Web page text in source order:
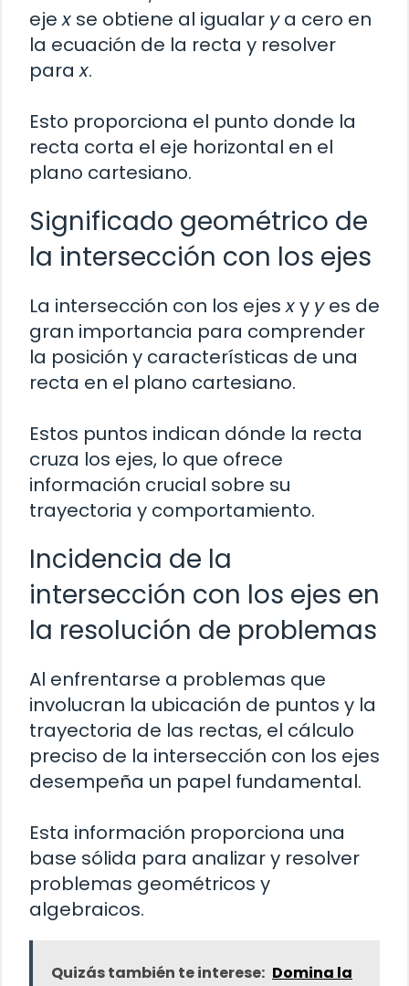
ejex se obtiene al igualar ya cero en
la ecuación de la recta y resolver
parax.
Esto proporciona el punto donde la
recta corta el eje horizontal en el
plano cartesiano.
Significado geométrico de
la intersección con los ejes
La intersección con los ejesxy yes de
gran importancia para comprender
la posición y características de una
recta en el plano cartesiano.
Estos puntos indican dónde la recta
cruza los ejes, lo que ofrece
información crucial sobre su
trayectoria y comportamiento.
Incidencia de la
intersección con los ejes en
la resolución de problemas
Al enfrentarse a problemas que
involucran la ubicación de puntos y la
trayectoria de las rectas, el cálculo
preciso de la intersección con los ejes
desempeña un papel fundamental.
Esta información proporciona una
base sólida para analizar y resolver
problemas geométricos y
algebraicos.
Quizás también te interese: Domina la